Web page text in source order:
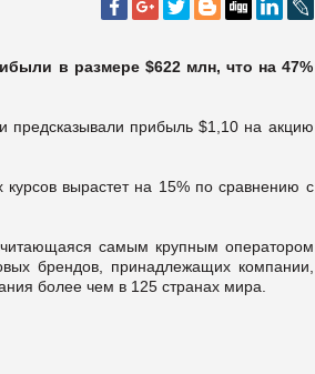
в размере $622 млн, что на 47%
предсказывали прибыль $1,10 на акцию
вырастет на 15% по сравнению с
самым крупным оператором
брендов, принадлежащих компании,
более чем в 125 странах мира.